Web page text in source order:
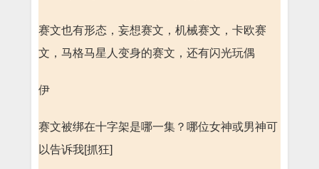
赛文也有形态，妄想赛文，机械赛文，卡欧赛
文，马格马星人变身的赛文，还有闪光玩偶
伊
赛文被绑在十字架是哪一集？哪位女神或男神可
以告诉我[抓狂]